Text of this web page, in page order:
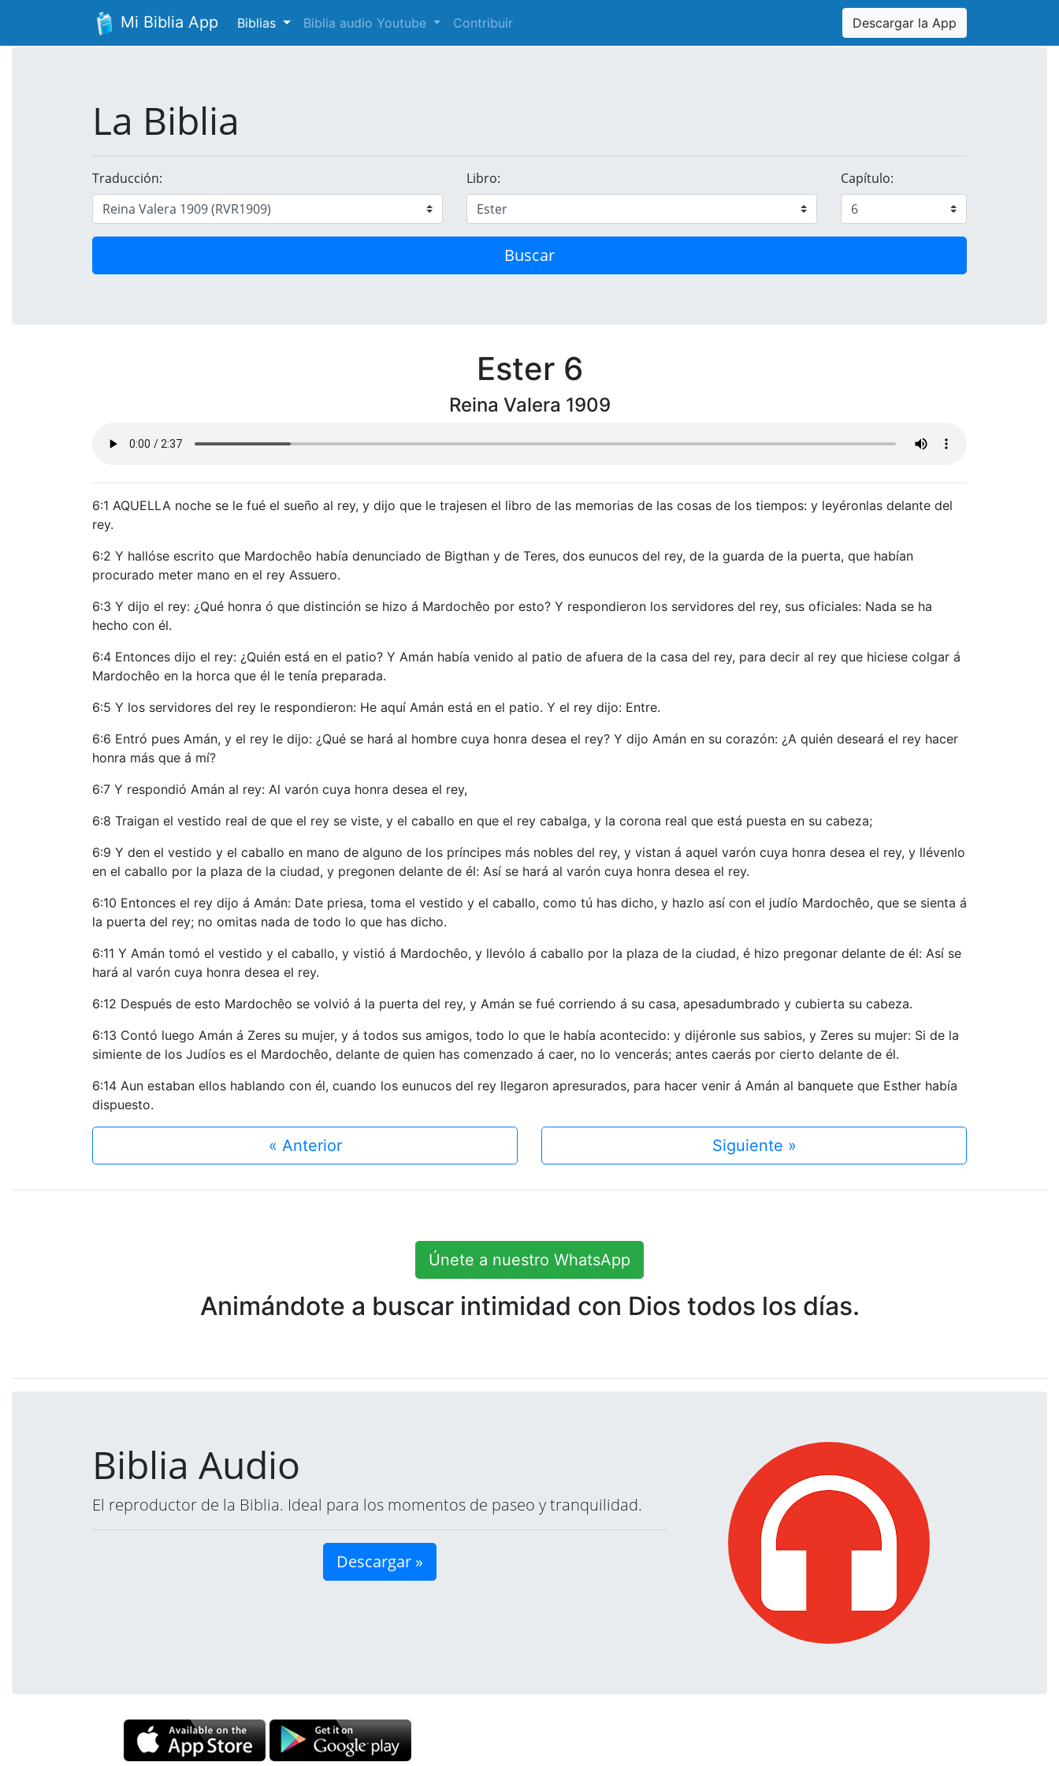
Mi Biblia App Biblias Biblia audio Youtube Contribuir Descargar la App
La Biblia
Traducción: Libro: Capítulo:
Buscar
Ester 6
Reina Valera 1909
6:1 AQUELLA noche se le fué el sueño al rey, y dijo que le trajesen el libro de las memorias de las cosas de los tiempos: y leyéronlas delante del
rey.
6:2 Y hallóse escrito que Mardochêo había denunciado de Bigthan y de Teres, dos eunucos del rey, de la guarda de la puerta, que habían
procurado meter mano en el rey Assuero.
6:3 Y dijo el rey: ¿Qué honra ó que distinción se hizo á Mardochêo por esto? Y respondieron los servidores del rey, sus oficiales: Nada se ha
hecho con él.
6:4 Entonces dijo el rey: ¿Quién está en el patio? Y Amán había venido al patio de afuera de la casa del rey, para decir al rey que hiciese colgar á
Mardochêo en la horca que él le tenía preparada.
6:5 Y los servidores del rey le respondieron: He aquí Amán está en el patio. Y el rey dijo: Entre.
6:6 Entró pues Amán, y el rey le dijo: ¿Qué se hará al hombre cuya honra desea el rey? Y dijo Amán en su corazón: ¿A quién deseará el rey hacer
honra más que á mí?
6:7 Y respondió Amán al rey: Al varón cuya honra desea el rey,
6:8 Traigan el vestido real de que el rey se viste, y el caballo en que el rey cabalga, y la corona real que está puesta en su cabeza;
6:9 Y den el vestido y el caballo en mano de alguno de los príncipes más nobles del rey, y vistan á aquel varón cuya honra desea el rey, y llévenlo
en el caballo por la plaza de la ciudad, y pregonen delante de él: Así se hará al varón cuya honra desea el rey.
6:10 Entonces el rey dijo á Amán: Date priesa, toma el vestido y el caballo, como tú has dicho, y hazlo así con el judío Mardochêo, que se sienta á
la puerta del rey; no omitas nada de todo lo que has dicho.
6:11 Y Amán tomó el vestido y el caballo, y vistió á Mardochêo, y llevólo á caballo por la plaza de la ciudad, é hizo pregonar delante de él: Así se
hará al varón cuya honra desea el rey.
6:12 Después de esto Mardochêo se volvió á la puerta del rey, y Amán se fué corriendo á su casa, apesadumbrado y cubierta su cabeza.
6:13 Contó luego Amán á Zeres su mujer, y á todos sus amigos, todo lo que le había acontecido: y dijéronle sus sabios, y Zeres su mujer: Si de la
simiente de los Judíos es el Mardochêo, delante de quien has comenzado á caer, no lo vencerás; antes caerás por cierto delante de él.
6:14 Aun estaban ellos hablando con él, cuando los eunucos del rey llegaron apresurados, para hacer venir á Amán al banquete que Esther había
dispuesto.
« Anterior Siguiente »
Únete a nuestro WhatsApp
Animándote a buscar intimidad con Dios todos los días.
Biblia Audio
El reproductor de la Biblia. Ideal para los momentos de paseo y tranquilidad.
Descargar »